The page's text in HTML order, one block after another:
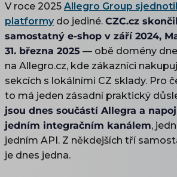
V roce 2025 Allegro Group
platformy do jediné. CZC.cz
samostatný e-shop v září 2024,
31. března 2025 — obě domény
na Allegro.cz, kde zákazníci
sekcích s lokálními CZ sklady. Pro
to má jeden zásadní praktický
jsou dnes součástí Allegra a
jedním integračním kanálem,
jedním API. Z někdejších tří
je dnes jedna.